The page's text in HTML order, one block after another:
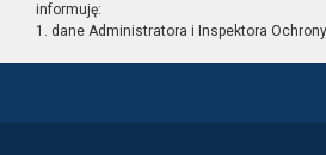
informuję:
1. dane Administratora i Inspektora Ochrony